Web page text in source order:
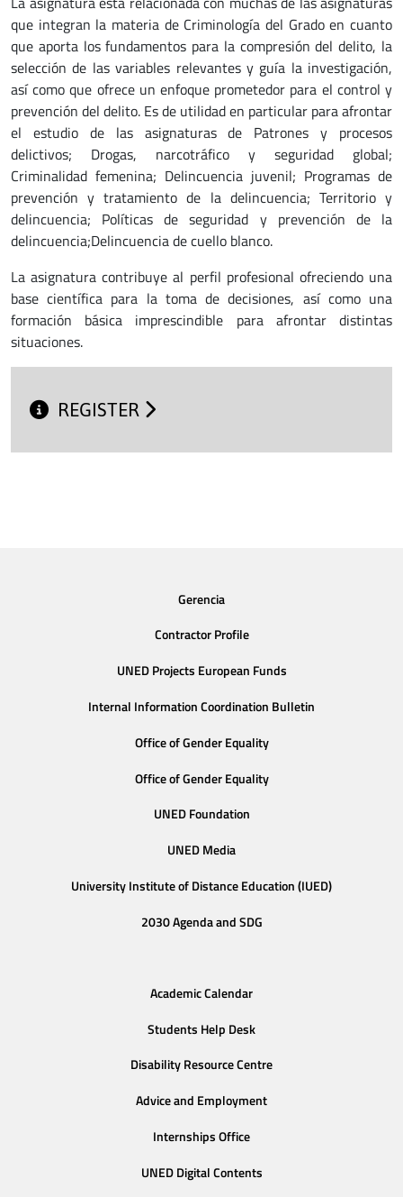
que integran la materia de Criminología del Grado en cuanto
que aporta los fundamentos para la compresión del delito, la
selección de las variables relevantes y guía la investigación,
así como que ofrece un enfoque prometedor para el control y
prevención del delito. Es de utilidad en particular para afrontar
el estudio de las asignaturas de Patrones y procesos
delictivos; Drogas, narcotráfico y seguridad global;
Criminalidad femenina; Delincuencia juvenil; Programas de
prevención y tratamiento de la delincuencia; Territorio y
delincuencia; Políticas de seguridad y prevención de la
delincuencia;Delincuencia de cuello blanco.
La asignatura contribuye al perfil profesional ofreciendo una
base científica para la toma de decisiones, así como una
formación básica imprescindible para afrontar distintas
situaciones.
REGISTER
Gerencia
Contractor Profile
UNED Projects European Funds
Internal Information Coordination Bulletin
Office of Gender Equality
Office of Gender Equality
UNED Foundation
UNED Media
University Institute of Distance Education (IUED)
2030 Agenda and SDG
Academic Calendar
Students Help Desk
Disability Resource Centre
Advice and Employment
Internships Office
UNED Digital Contents